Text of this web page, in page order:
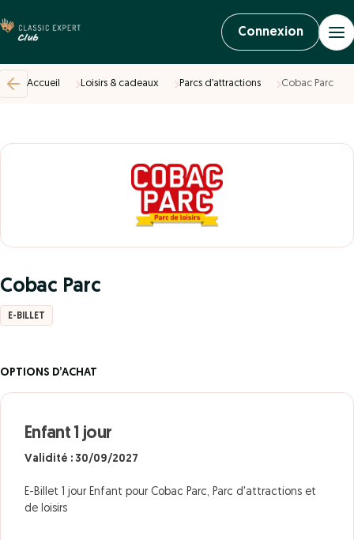
Connexion
Accueil Loisirs & cadeaux Parcs d’attractions Cobac Parc
Cobac Parc
E-BILLET
OPTIONS D’ACHAT
Enfant 1 jour
Validité : 30/09/2027
E-Billet 1 jour Enfant pour Cobac Parc, Parc d'attractions et
de loisirs